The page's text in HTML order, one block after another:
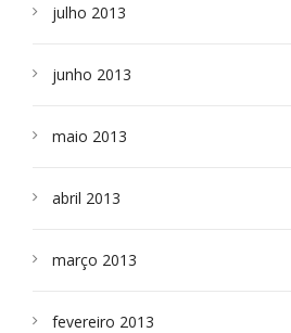
julho 2013
junho 2013
maio 2013
abril 2013
março 2013
fevereiro 2013